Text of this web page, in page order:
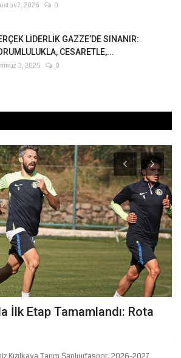
7, 2026 0
LİDERLİK GAZZE’DE SINANIR:
CESARETLE,...
3, 2025 0
İlk Etap Tamamlandı: Rota